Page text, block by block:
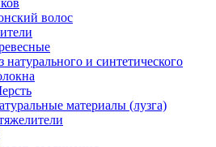
волос
натурального и синтетического
материалы (лузга)